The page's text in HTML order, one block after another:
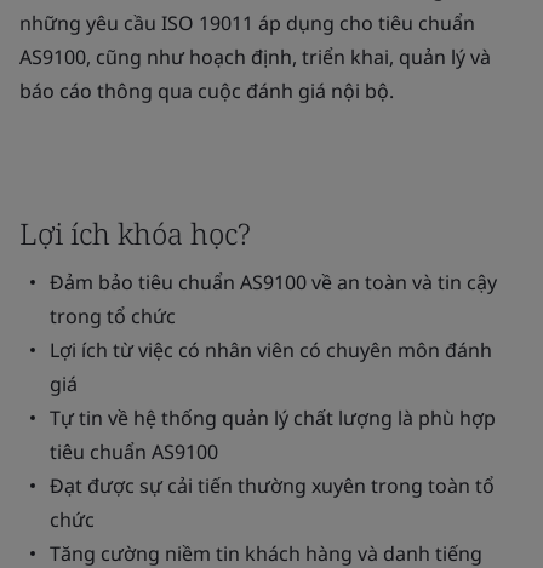
những yêu cầu ISO 19011 áp dụng cho tiêu chuẩn
AS9100, cũng như hoạch định, triển khai, quản lý và
báo cáo thông qua cuộc đánh giá nội bộ.
Lợi ích khóa học?
Đảm bảo tiêu chuẩn AS9100 về an toàn và tin cậy
trong tổ chức
Lợi ích từ việc có nhân viên có chuyên môn đánh
giá
Tự tin về hệ thống quản lý chất lượng là phù hợp
tiêu chuẩn AS9100
Đạt được sự cải tiến thường xuyên trong toàn tổ
chức
Tăng cường niềm tin khách hàng và danh tiếng